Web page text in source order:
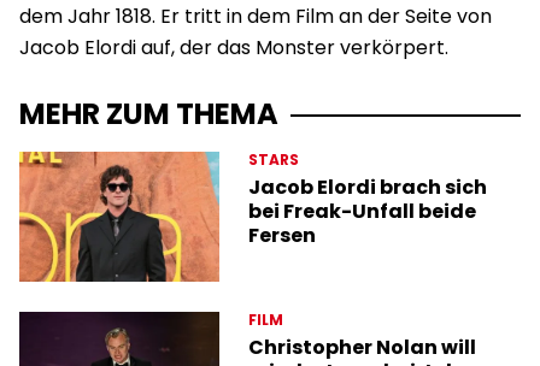
dem Jahr 1818. Er tritt in dem Film an der Seite von
Jacob Elordi auf, der das Monster verkörpert.
MEHR ZUM THEMA
STARS
Jacob Elordi brach sich
bei Freak-Unfall beide
Fersen
FILM
Christopher Nolan will